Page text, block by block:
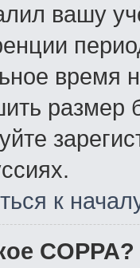
вашу
время
размер
к
COPPA?